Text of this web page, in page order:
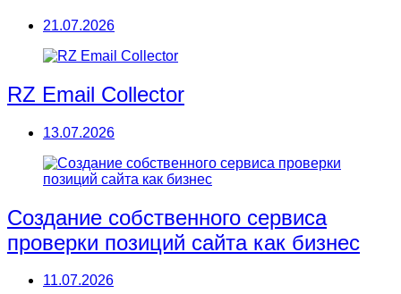
21.07.2026
RZ Email Collector
13.07.2026
Создание собственного сервиса
проверки позиций сайта как бизнес
11.07.2026